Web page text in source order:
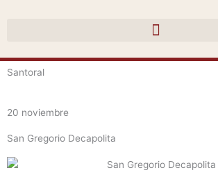
Santoral
20 noviembre
San Gregorio Decapolita